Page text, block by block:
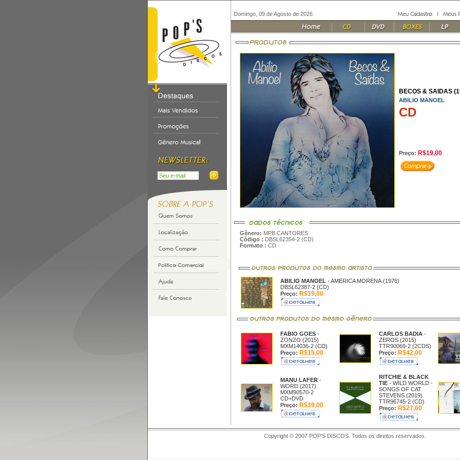
Domingo, 09 de Agosto de 2026
BECOS & SAIDAS
ABILIO MANOEL
CD
Preço: R$19,00
Gênero: MPB CANTORES
Código : DBSL62354-2 (CD)
Formato : CD
ABILIO MANOEL - AMERICA MORENA (1976)
DBSL62387-2 (CD)
Preço: R$19,00
FABIO GOES -
ZONZO (2015)
MXM14036-2 (CD)
Preço: R$15,00
CARLOS BADIA -
ZEROS (2015)
TTR90069-2 (2CDS)
Preço: R$42,00
MANU LAFER -
WORD (2017)
MXM90570-2
CD+DVD
Preço: R$39,00
RITCHIE & BLACK
TIE- WILD WORLD -
SONGS OF CAT
STEVENS (2019)
TTR96745-2 (CD)
Preço: R$27,00
Copyright © 2007 POP'S DISCOS. Todos os direitos reservados.